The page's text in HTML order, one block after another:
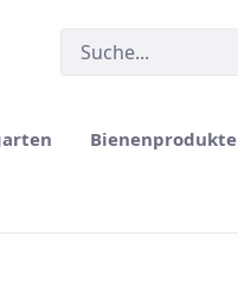
Bienenprodukte